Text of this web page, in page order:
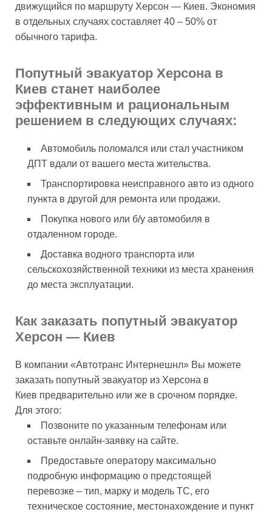
движущийся по маршруту Херсон — Киев. Экономия
в отдельных случаях составляет 40 – 50% от
обычного тарифа.
Попутный эвакуатор Херсона в
Киев станет наиболее
эффективным и рациональным
решением в следующих случаях:
Автомобиль поломался или стал участником
ДПТ вдали от вашего места жительства.
Транспортировка неисправного авто из одного
пункта в другой для ремонта или продажи.
Покупка нового или б/у автомобиля в
отдаленном городе.
Доставка водного транспорта или
сельскохозяйственной техники из места хранения
до места эксплуатации.
Как заказать попутный эвакуатор
Херсон — Киев
В компании «Автотранс Интернешнл» Вы можете
заказать попутный эвакуатор из Херсона в
Киев предварительно или же в срочном порядке.
Для этого:
Позвоните по указанным телефонам или
оставьте онлайн-заявку на сайте.
Предоставьте оператору максимально
подробную информацию о предстоящей
перевозке – тип, марку и модель ТС, его
техническое состояние, местонахождение и пункт